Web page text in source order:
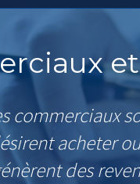
commerciaux
acheter
des